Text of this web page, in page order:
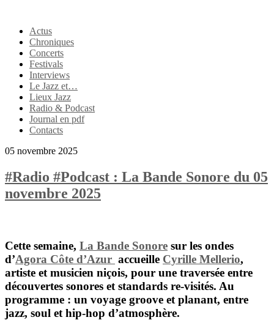
Actus
Chroniques
Concerts
Festivals
Interviews
Le Jazz et…
Lieux Jazz
Radio & Podcast
Journal en pdf
Contacts
05 novembre 2025
#Radio #Podcast : La Bande Sonore du 05
novembre 2025
Cette semaine, La Bande Sonore sur les ondes
d’Agora Côte d’Azur accueille Cyrille Mellerio,
artiste et musicien niçois, pour une traversée entre
découvertes sonores et standards re-visités. Au
programme : un voyage groove et planant, entre
jazz, soul et hip-hop d’atmosphère.